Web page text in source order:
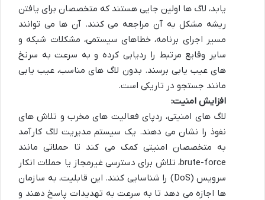
یابد، لاگ ها اولین جایی هستند که متخصصان برای یافتن
ریشه مشکل به آن مراجعه می کنند. آن ها می توانند
مسیر اجرای برنامه، خطاهای سیستمی، مشکلات شبکه و
سایر وقایع مرتبط را ردیابی کرده و به سرعت به سرنخ
های عیب یابی برسند. بدون لاگ های مناسب، عیب یابی
مانند جستجو در تاریکی است.
افزایش امنیت:
لاگ های امنیتی، ردپای فعالیت های مخرب و تلاش های
نفوذ را نشان می دهند. یک سیستم مدیریت لاگ کارآمد
به متخصصان امنیتی کمک می کند تا حملاتی مانند
brute-force، تلاش برای دسترسی غیرمجاز یا حملات انکار
سرویس (DoS) را شناسایی کنند. این قابلیت، به سازمان
ها اجازه می دهد تا به سرعت به تهدیدات پاسخ دهند و